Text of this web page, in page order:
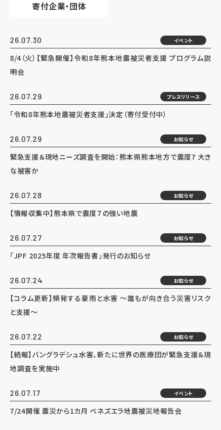
寄付企業・団体
26.07.30 イベント
8/4（火）【緊急開催】令和8年熊本地震被災者支援 プログラム説
明会
26.07.29 プレスリリース
「令和8年熊本地震被災者支援」決定（寄付受付中）
26.07.29 お知らせ
緊急支援＆現地ニーズ調査を開始：熊本県熊本地方で震度7 大き
な被害か
26.07.28 お知らせ
【情報収集中】熊本県で震度７の強い地震
26.07.27 お知らせ
「JPF 2025年度 年次報告書」発行のお知らせ
26.07.24 お知らせ
【コラム更新】頻発する豪雨と水害 ～誰もが向き合う災害リスク
と支援～
26.07.22 お知らせ
【続報】バングラデシュ水害、新たに世界の医療団が緊急支援＆現
地調査を実施中
26.07.17 イベント
7/24開催 震災から1カ月 ベネズエラ地震被災地報告会